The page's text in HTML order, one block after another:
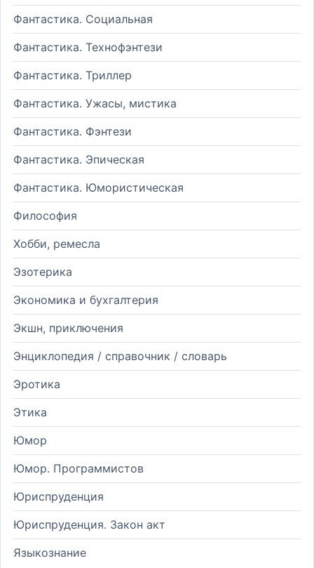
Фантастика. Социальная
Фантастика. Технофэнтези
Фантастика. Триллер
Фантастика. Ужасы, мистика
Фантастика. Фэнтези
Фантастика. Эпическая
Фантастика. Юмористическая
Философия
Хобби, ремесла
Эзотерика
Экономика и бухгалтерия
Экшн, приключения
Энциклопедия / справочник / словарь
Эротика
Этика
Юмор
Юмор. Программистов
Юриспруденция
Юриспруденция. Закон акт
Языкознание